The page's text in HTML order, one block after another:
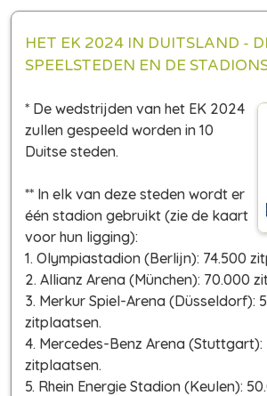
HET EK 2024 IN DUITSLAND -
SPEELSTEDEN EN DE
* De wedstrijden van het EK 2024
zullen gespeeld worden in 10
Duitse steden.
** In elk van deze steden wordt er
één stadion gebruikt (zie de kaart
voor hun ligging):
1. Olympiastadion (Berlijn): 74.500
2. Allianz Arena (München): 70.000
3. Merkur Spiel-Arena (Düsseldorf):
zitplaatsen.
4. Mercedes-Benz Arena (Stuttgart):
zitplaatsen.
5. Rhein Energie Stadion (Keulen):